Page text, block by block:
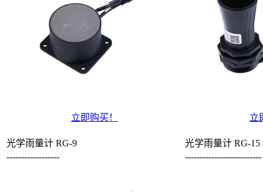
立即购买！ 立
光学雨量计 RG-9
光学雨量计 RG-15
------------------
--------------------------